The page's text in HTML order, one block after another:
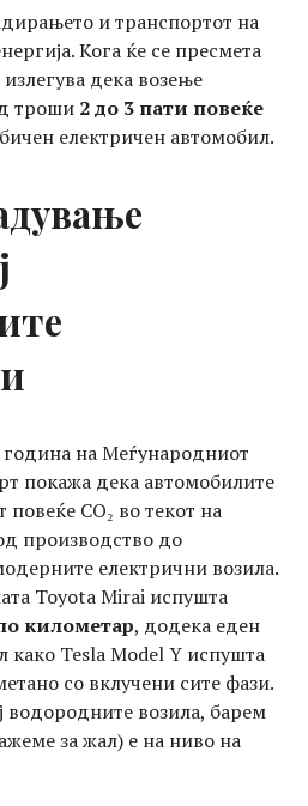
и транспортот на
Кога ќе се пресмета
дека возење
троши 2 до 3 пати повеќе
електричен автомобил.
на Меѓународниот
покажа дека автомобилите
CO₂ во текот на
производство до
електрични возила.
Toyota Mirai испушта
километар, додека еден
како Tesla Model Y испушта
со вклучени сите фази.
водородните возила, барем
за жал) е на ниво на